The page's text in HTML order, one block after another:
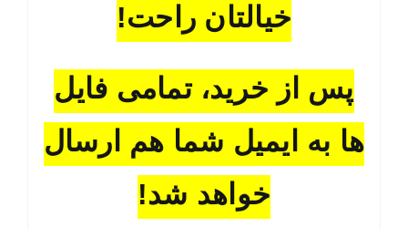
خیالتان راحت!
پس از خرید، تمامی فایل
ها به ایمیل شما هم ارسال
خواهد شد!